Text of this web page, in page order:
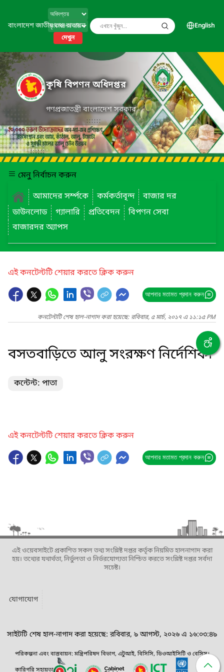
বাংলাদেশ জাতীয় তথ্য বাতায়ন
দেখুন
English
কৃষি বিপণন অধিদপ্তর
গণপ্রজাতন্ত্রী বাংলাদেশ সরকার
মেনু নির্বাচন করুন
আমাদের সর্ম্পকে
কর্মকর্তাবৃন্দ
বাজার দর
ডাউনলোড
গ্যালারি প্রতিবেদন
বিপণন সেবা
বাজারদর অ্যাপস
এই কনটেন্টটি শেয়ার করতে ক্লিক করুন
আপনার মতামত প্রদান করুন
কনটেন্টটি শেষ হাল-নাগাদ করা হয়েছে: রবিবার, ৫ মার্চ, ২০১৭ এ ১১:১৫ PM
বসতবাড়িতে আলু সংরক্ষণ নির্দেশিকা
কন্টেন্ট: পাতা
এই কনটেন্টটি শেয়ার করতে ক্লিক করুন
আপনার মতামত প্রদান করুন
এই ওয়েবসাইটে প্রকাশিত সকল তথ্য সংশ্লিষ্ট দপ্তর কর্তৃক নিয়মিত হালনাগাদ করা
হয়। তথ্যের যথার্থতা, নির্ভুলতা ও নির্ভরযোগ্যতা নিশ্চিত করতে সংশ্লিষ্ট দপ্তর সর্বদা
সচেষ্ট।
যোগাযোগ
সাইটটি শেষ হাল-নাগাদ করা হয়েছে: রবিবার, ৯ আগস্ট, ২০২৬ এ ১৬:০৩:৪৯
পরিকল্পনা এবং বাস্তবায়ন: মন্ত্রিপরিষদ বিভাগ, এটুআই, বিসিসি, ডিওআইসিটি ও বেসিস।
কারিগরি সহায়তা